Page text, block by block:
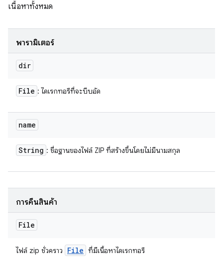
เนื้อหาทั้งหมด
พารามิเตอร์
dir
File : ไดเรกทอรีที่จะบีบอัด
name
String : ชื่อฐานของไฟล์ ZIP ที่สร้างขึ้นโดยไม่มีนามสกุล
การคืนสินค้า
File
ไฟล์ zip ชั่วคราว File ที่มีเนื้อหาไดเรกทอรี